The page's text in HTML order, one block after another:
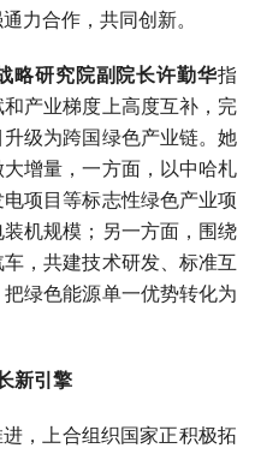
力合作，共同创新。
略研究院副院长许勤华指
产业梯度上高度互补，完
级为跨国绿色产业链。她
增量，一方面，以中哈札
项目等标志性绿色产业项
机规模；另一方面，围绕
，共建技术研发、标准互
绿色能源单一优势转化为
新引擎
，上合组织国家正积极拓